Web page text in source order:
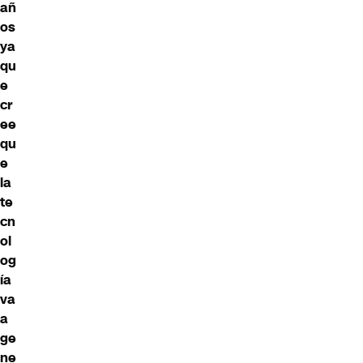
añ
os
ya
qu
e
cr
ee
qu
e
la
te
cn
ol
og
ía
va
a
ge
ne